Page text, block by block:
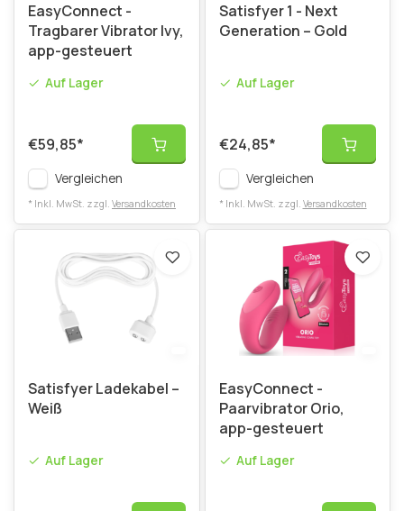
EasyConnect -
Tragbarer Vibrator Ivy,
app-gesteuert
Auf Lager
€59,85*
Vergleichen
* Inkl. MwSt. zzgl. Versandkosten
Satisfyer 1 - Next
Generation – Gold
Auf Lager
€24,85*
Vergleichen
* Inkl. MwSt. zzgl. Versandkosten
Satisfyer Ladekabel –
Weiß
Auf Lager
EasyConnect -
Paarvibrator Orio,
app-gesteuert
Auf Lager